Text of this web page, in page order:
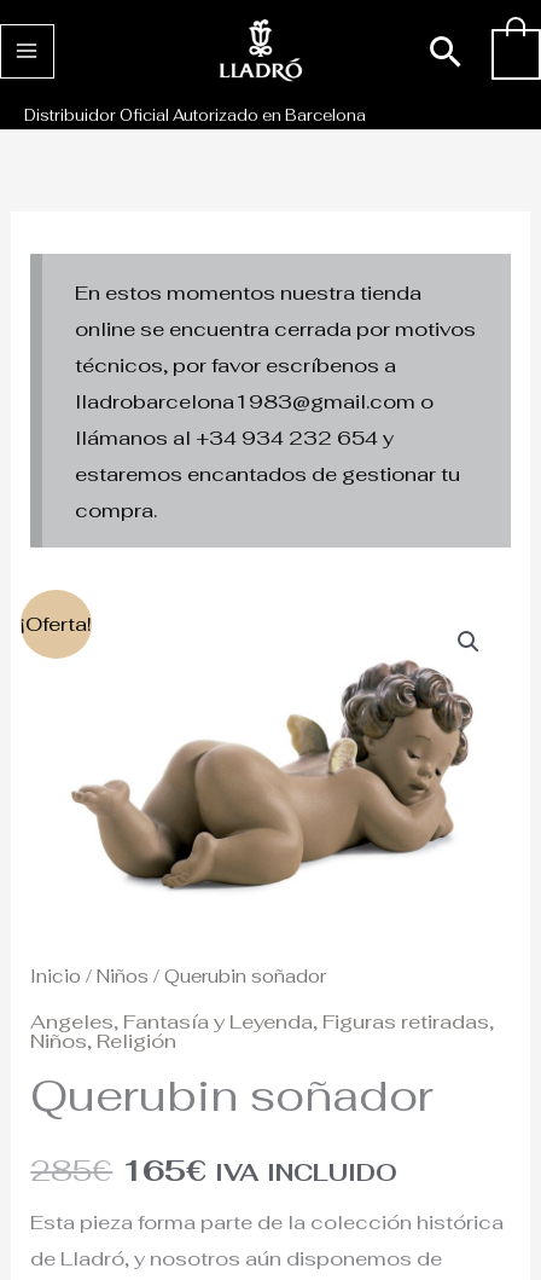
al
Distribuidor Oficial Autorizado en Barcelona
En estos momentos nuestra tienda
online se encuentra cerrada por motivos
técnicos, por favor escríbenos a
lladrobarcelona1983@gmail.com o
llámanos al +34 934 232 654 y
estaremos encantados de gestionar tu
compra.
¡Oferta!
Inicio /Niños / Querubin soñador
Angeles, Fantasía y Leyenda, Figuras retiradas,
Niños, Religión
Querubin soñador
285€
original
era:
285€.
165€
actual
es:
165€.
IVA INCLUIDO
Esta pieza forma parte de la colección histórica
de Lladró, y nosotros aún disponemos de